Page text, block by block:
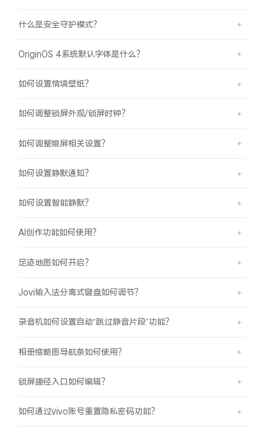
什么是安全守护模式？
OriginOS 4系统默认字体是什么？
如何设置情境壁纸？
如何调整锁屏外观/锁屏时钟？
如何调整熄屏相关设置？
如何设置静默通知？
如何设置智能静默？
AI创作功能如何使用？
足迹地图如何开启？
Jovi输入法分离式键盘如何调节？
录音机如何设置自动“跳过静音片段”功能？
相册缩略图导航条如何使用？
锁屏捷径入口如何编辑？
如何通过vivo账号重置隐私密码功能？